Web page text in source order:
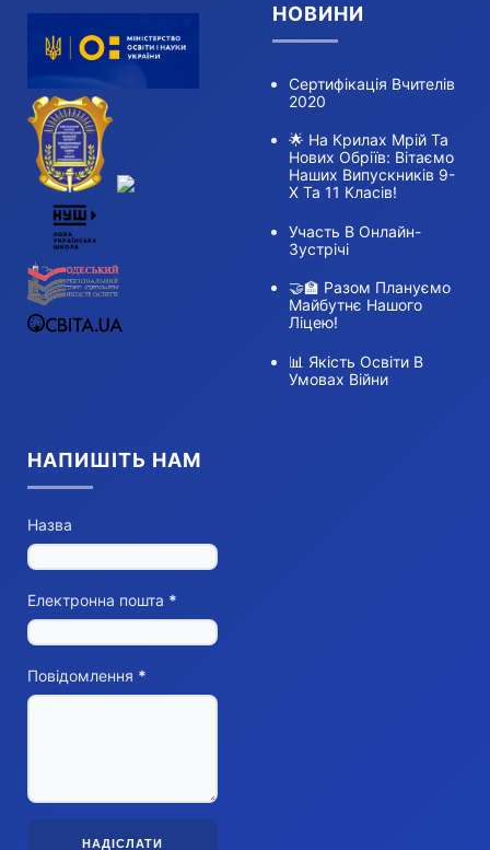
НОВИНИ
Сертифікація Вчителів
2020
🌟 На Крилах Мрій Та
Нових Обріїв: Вітаємо
Наших Випускників 9-
Х Та 11 Класів!
Участь В Онлайн-
Зустрічі
🤝🏫 Разом Плануємо
Майбутнє Нашого
Ліцею!
📊 Якість Освіти В
Умовах Війни
НАПИШІТЬ НАМ
Назва
Електронна пошта *
Повідомлення *